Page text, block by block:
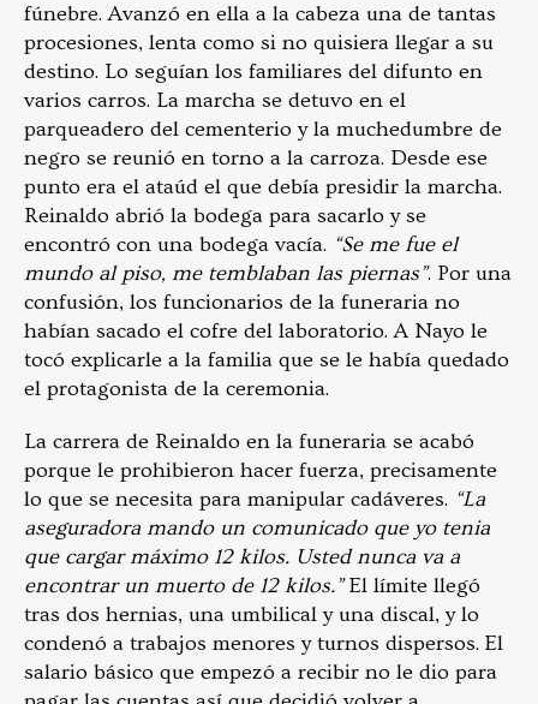
fúnebre. Avanzó en ella a la cabeza una de tantas
procesiones, lenta como si no quisiera llegar a su
destino. Lo seguían los familiares del difunto en
varios carros. La marcha se detuvo en el
parqueadero del cementerio y la muchedumbre de
negro se reunió en torno a la carroza. Desde ese
punto era el ataúd el que debía presidir la marcha.
Reinaldo abrió la bodega para sacarlo y se
encontró con una bodega vacía. “Se me fue el
mundo al piso, me temblaban las piernas”. Por una
confusión, los funcionarios de la funeraria no
habían sacado el cofre del laboratorio. A Nayo le
tocó explicarle a la familia que se le había quedado
el protagonista de la ceremonia.
La carrera de Reinaldo en la funeraria se acabó
porque le prohibieron hacer fuerza, precisamente
lo que se necesita para manipular cadáveres. “La
aseguradora mando un comunicado que yo tenia
que cargar máximo 12 kilos. Usted nunca va a
encontrar un muerto de 12 kilos.”El límite llegó
tras dos hernias, una umbilical y una discal, y lo
condenó a trabajos menores y turnos dispersos. El
salario básico que empezó a recibir no le dio para